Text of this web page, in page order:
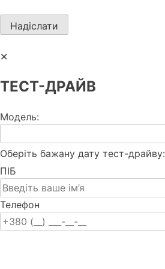
✕
ТЕСТ-ДРАЙВ
Модель:
Оберіть бажану дату тест-драйву:
ПІБ
Телефон